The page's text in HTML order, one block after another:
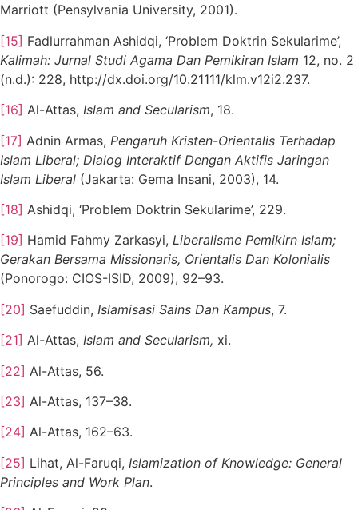
Marriott (Pensylvania University, 2001).
[15] Fadlurrahman Ashidqi, ‘Problem Doktrin Sekularime’,
Kalimah: Jurnal Studi Agama Dan Pemikiran Islam 12, no. 2
(n.d.): 228, http://dx.doi.org/10.21111/klm.v12i2.237.
[16] Al-Attas, Islam and Secularism, 18.
[17] Adnin Armas, Pengaruh Kristen-Orientalis Terhadap
Islam Liberal; Dialog Interaktif Dengan Aktifis Jaringan
Islam Liberal (Jakarta: Gema Insani, 2003), 14.
[18] Ashidqi, ‘Problem Doktrin Sekularime’, 229.
[19] Hamid Fahmy Zarkasyi, Liberalisme Pemikirn Islam;
Gerakan Bersama Missionaris, Orientalis Dan Kolonialis
(Ponorogo: CIOS-ISID, 2009), 92–93.
[20] Saefuddin, Islamisasi Sains Dan Kampus, 7.
[21] Al-Attas, Islam and Secularism, xi.
[22] Al-Attas, 56.
[23] Al-Attas, 137–38.
[24] Al-Attas, 162–63.
[25] Lihat, Al-Faruqi, Islamization of Knowledge: General
Principles and Work Plan.